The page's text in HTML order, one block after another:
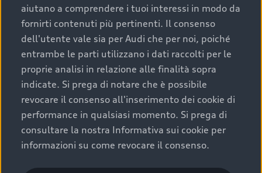
condizioni della carrozzeria e degli interni: una
buona conservazione evidenzia cura e attenzione del
precedente proprietario;
efficienza meccanica: motore, trasmissione e
componenti principali in ottimo stato garantiscono
prestazioni affidabili e sicure.
Acquistare un’auto usata in una Concessionaria ufficiale
Audi che offre l’usato garantito tramite Audi Prima
Scelta :plus, significa affidarsi ad un prodotto che viene
sottoposto a 110 controlli approfonditi e coperto da
garanzia fino a 4 anni per una maggiore tutela del tuo
aiutano a comprendere i tuoi interessi in modo da
fornirti contenuti più pertinenti. Il consenso
dell'utente vale sia per Audi che per noi, poiché
entrambe le parti utilizzano i dati raccolti per le
proprie analisi in relazione alle finalità sopra
indicate. Si prega di notare che è possibile
revocare il consenso all'inserimento dei cookie di
performance in qualsiasi momento. Si prega di
consultare la nostra Informativa sui cookie per
informazioni su come revocare il consenso.